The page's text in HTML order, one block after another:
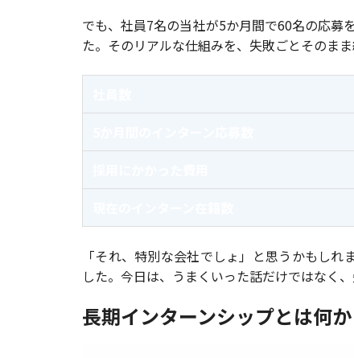
でも、社員7名の当社が5か月間で60名の応募
た。そのリアルな仕組みを、失敗ごとそのまま
「それ、特別な会社でしょ」と思うかもし
した。今日は、うまくいった話だけではなく、
長期インターンシップとは何か